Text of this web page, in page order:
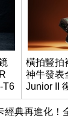
T6
橫拍豎拍
神牛發表
Junior II
經典再進化！